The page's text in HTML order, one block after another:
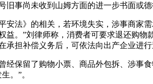
事尚未收到山姆方面的进一步书面或德
》的相关，若环境失实，涉事商家
。”刘律师称，消费者可要求退还购物
担补偿义务后，可依法向出产企业进行
留了购物小票、商品外包拆、涉事
。”。